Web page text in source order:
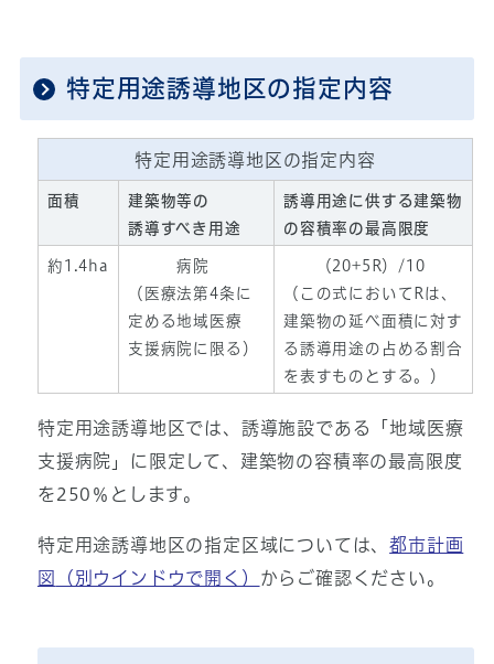
特定用途誘導地区の指定内容
特定用途誘導地区の指定内容
面積
建築物等の
誘導すべき用途
誘導用途に供する建築物
の容積率の最高限度
約1.4ha
病院
（医療法第4条に
定める地域医療
支援病院に限る）
（20+5R）/10
（この式においてRは、
建築物の延べ面積に対す
る誘導用途の占める割合
を表すものとする。）
特定用途誘導地区では、誘導施設である「地域医療
支援病院」に限定して、建築物の容積率の最高限度
を250％とします。
特定用途誘導地区の指定区域については、都市計画
図
（別ウインドウで開く） からご確認ください。